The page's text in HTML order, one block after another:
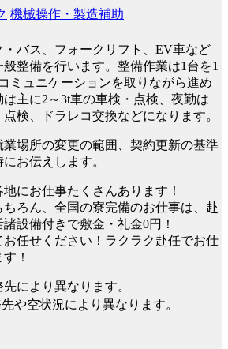
機械操作・製造補助
・バス、フォークリフト、EV車など
整備を行います。整備作業は1台を1
ミュニケーションを取りながら進め
主に2～3t車の車検・点検、夜勤は
検、ドラレコ交換などになります。
場所の変更の範囲、契約更新の基準
お伝えします。
にお仕事たくさんあります！
ろん、全国の寮完備のお仕事は、赴
設備付きで敷金・礼金0円！
任せください！ラクラク赴任でお仕
！
により異なります。
や空状況により異なります。